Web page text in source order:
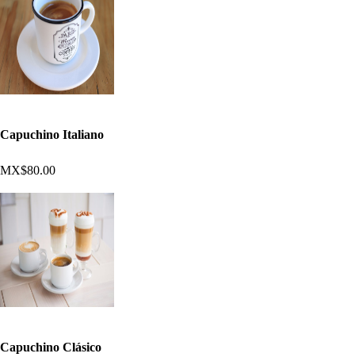
Capuchino Italiano
MX$80.00
Capuchino Clásico